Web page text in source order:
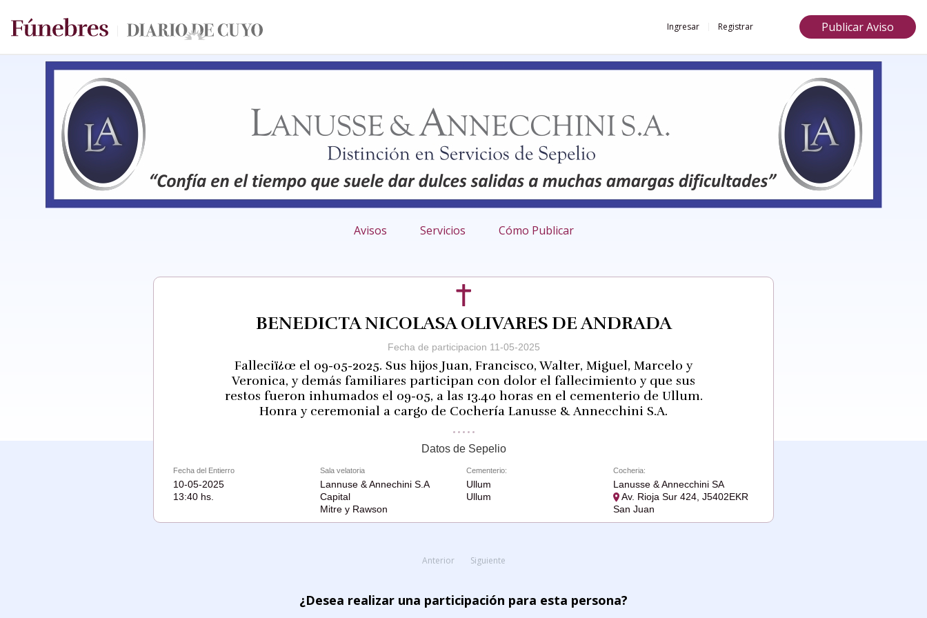
Ingresar Registrar Publicar Aviso
Avisos Servicios Cómo Publicar
BENEDICTA NICOLASA OLIVARES DE ANDRADA
Fecha de participacion 11-05-2025
Falleciï¿œ el 09-05-2025. Sus hijos Juan, Francisco, Walter, Miguel, Marcelo y
Veronica, y demás familiares participan con dolor el fallecimiento y que sus
restos fueron inhumados el 09-05, a las 13.40 horas en el cementerio de Ullum.
Honra y ceremonial a cargo de Cochería Lanusse & Annecchini S.A.
Datos de Sepelio
Fecha del Entierro
10-05-2025
13:40 hs.
Sala velatoria
Lannuse & Annechini S.A
Capital
Mitre y Rawson
Cementerio:
Ullum
Ullum
Cocheria:
Lanusse & Annecchini SA
Av. Rioja Sur 424, J5402EKR
San Juan
Anterior Siguiente
¿Desea realizar una participación para esta persona?